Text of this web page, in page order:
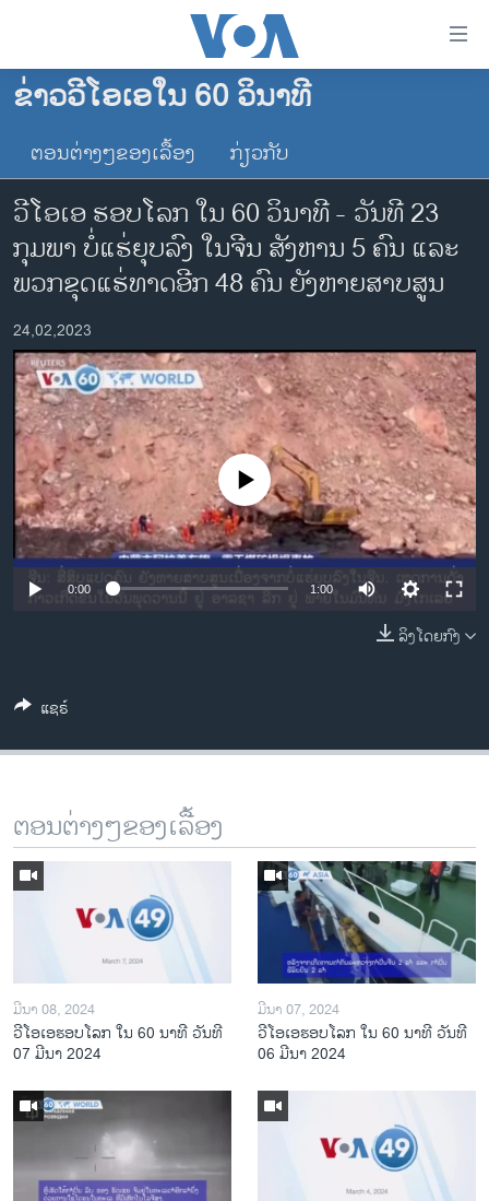
ເຂົ້າ
ຂ້າມ
ຂ້າມ
ໄປ
ຫາ
ຊອກ
ໂຮມເພຈ
ລາວ
ອາເມຣິກາ
ການເລືອກຕັ້ງ ປະທານາທີບໍດີ ສະຫະລັດ 2024
ຂ່າວ​ຈີນ
ເອເຊຍ
ອິດສະຫຼະພາບດ້ານການຂ່າວ
ຊີວິດຊາວລາວ
ຊຸມຊົນຊາວລາວ
ວິທະຍາສາດ-ເທັກໂນໂລຈີ
ທຸລະກິດ
ພາສາອັງກິດ
ລາຍການກະຈາຍສຽງ
ຕິດຕາມພວກເຮົາ ທີ່
ພາສາຕ່າງໆ
ຂ່າວວີໂອເອໃນ 60 ວິນາທີ
ຕອນຕ່າງໆຂອງເລື້ອງ ກ່ຽວກັບ
ວີໂອເອ ຮອບໂລກ ໃນ 60 ວິນາທີ - ວັນທີ 23
ກຸມພາ ບໍ່ແຮ່ຍຸບລົງ ໃນຈີນ ສັງຫານ 5 ຄົນ ແລະ
ພວກຂຸດແຮ່ທາດອີກ 48 ຄົນ ຍັງຫາຍສາບສູນ
24,02,2023
No media source currently available
0:00 1:00
ລິງໂດຍກົງ
ແຊຣ໌
ຕອນຕ່າງໆຂອງເລື້ອງ
ມີນາ 08, 2024
ວີໂອເອຮອບໂລກ ໃນ 60 ນາທີ ວັນທີ
07 ມີນາ 2024
ມີນາ 07, 2024
ວີໂອເອຮອບໂລກ ໃນ 60 ນາທີ ວັນທີ
06 ມີນາ 2024